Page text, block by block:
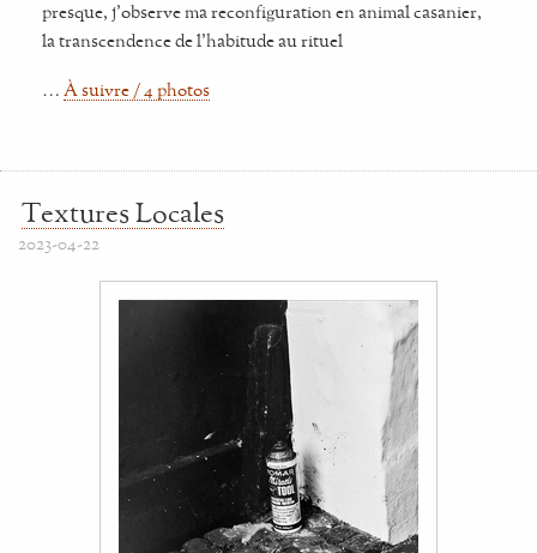
presque, j'observe ma reconfiguration en animal casanier,
la transcendence de l'habitude au rituel
… À suivre / 4 photos
Textures Locales
2023-04-22